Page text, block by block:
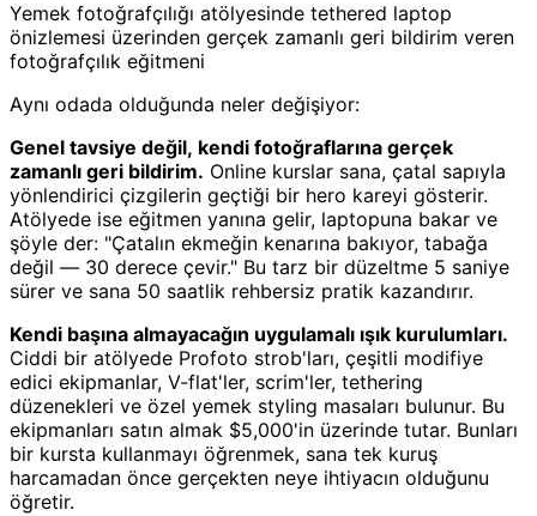
Yemek fotoğrafçılığı atölyesinde tethered laptop
önizlemesi üzerinden gerçek zamanlı geri bildirim veren
fotoğrafçılık eğitmeni
Aynı odada olduğunda neler değişiyor:
Genel tavsiye değil, kendi fotoğraflarına gerçek
zamanlı geri bildirim. Online kurslar sana, çatal sapıyla
yönlendirici çizgilerin geçtiği bir hero kareyi gösterir.
Atölyede ise eğitmen yanına gelir, laptopuna bakar ve
şöyle der: "Çatalın ekmeğin kenarına bakıyor, tabağa
değil — 30 derece çevir." Bu tarz bir düzeltme 5 saniye
sürer ve sana 50 saatlik rehbersiz pratik kazandırır.
Kendi başına almayacağın uygulamalı ışık kurulumları.
Ciddi bir atölyede Profoto strob'ları, çeşitli modifiye
edici ekipmanlar, V-flat'ler, scrim'ler, tethering
düzenekleri ve özel yemek styling masaları bulunur. Bu
ekipmanları satın almak $5,000'in üzerinde tutar. Bunları
bir kursta kullanmayı öğrenmek, sana tek kuruş
harcamadan önce gerçekten neye ihtiyacın olduğunu
öğretir.